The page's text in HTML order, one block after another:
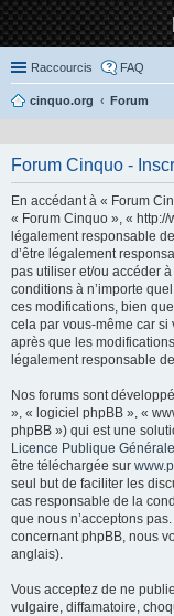
Raccourcis FAQ
cinquo.org
Forum
Forum Cinquo -
En accédant à « Forum
« Forum Cinquo », « http://
légalement responsable
d’être légalement
pas utiliser et/ou accéder
conditions à n’importe
ces modifications, bien
cela par vous-même car
après que les
légalement responsable
Nos forums sont
», « logiciel phpBB », «
phpBB ») qui est une
Licence Publique
être téléchargée sur
seul but de faciliter les
cas responsable de la
que nous n’acceptons
concernant phpBB, nous
anglais).
Vous acceptez de ne
vulgaire, diffamatoire,